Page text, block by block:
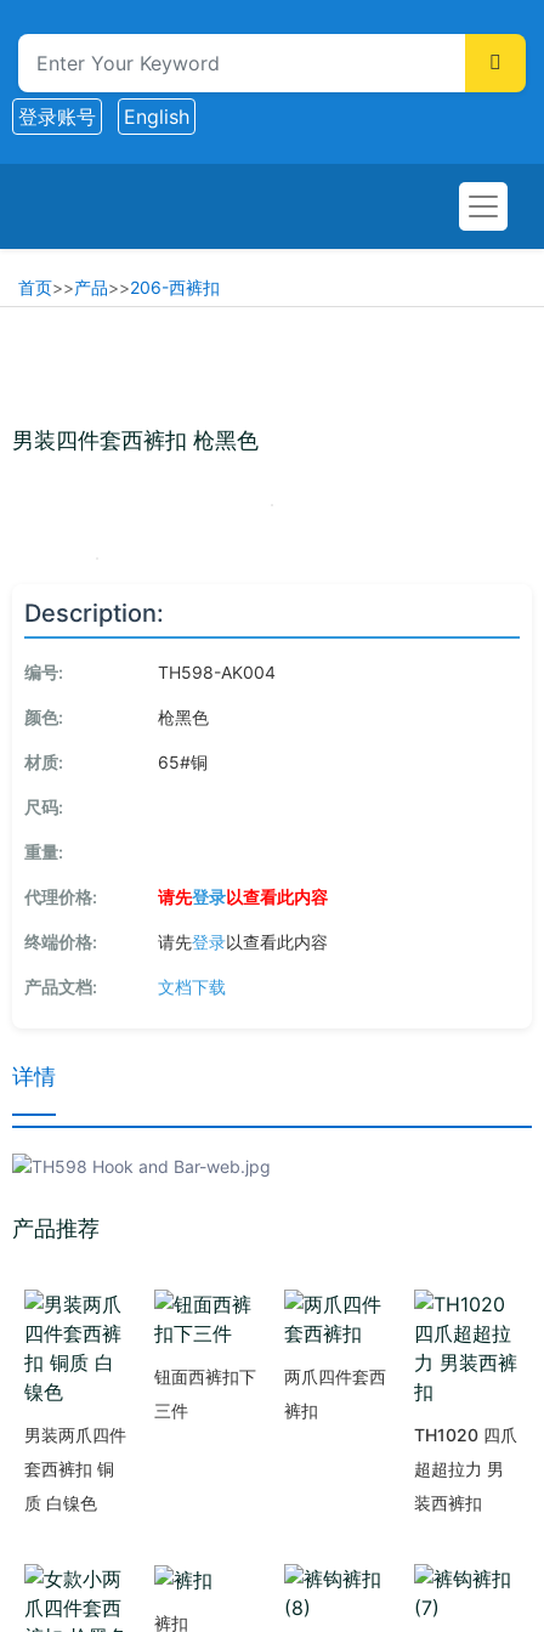
登录账号 English
首页>>产品>>206-西裤扣
男装四件套西裤扣 枪黑色
Description:
编号: TH598-AK004
颜色: 枪黑色
材质: 65#铜
尺码:
重量:
代理价格: 请先登录以查看此内容
终端价格: 请先登录以查看此内容
产品文档: 文档下载
详情
产品推荐
男装两爪四件
套西裤扣 铜
质 白镍色
钮面西裤扣下
三件
两爪四件套西
裤扣
TH1020 四爪
超超拉力 男
装西裤扣
裤扣